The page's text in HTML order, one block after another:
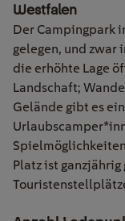
Westfalen
Der Campingpark
gelegen, und zwar
die erhöhte Lage
Landschaft;
Gelände gibt es
Platz ist